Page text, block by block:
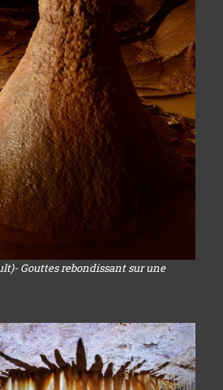
Gouttes rebondissant sur une